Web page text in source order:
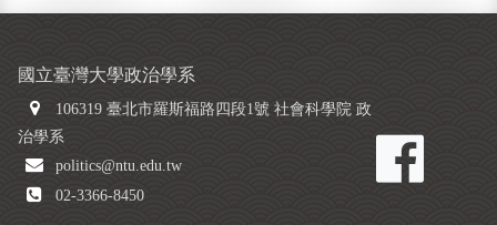
國立臺灣大學政治學系
106319 臺北市羅斯福路四段1號 社會科學院 政
治學系
politics@ntu.edu.tw
02-3366-8450